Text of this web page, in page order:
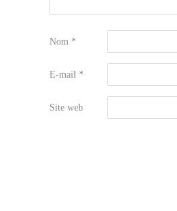
Nom *
E-mail *
Site web